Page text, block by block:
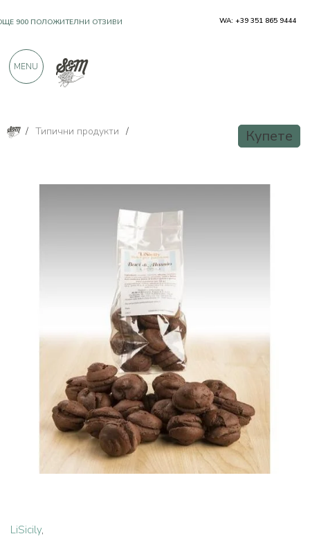
/ Типични продукти / Купете
LiSicily,
900 ПОЛОЖИТЕЛНИ ОТЗИВИ WA: +39 351 865 9444
MENU